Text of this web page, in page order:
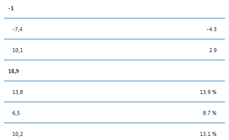
-1
-7,4 -4.3
10,1 2.9
18,9
13,8 13.9 %
6,5 8.7 %
10,2 13.1 %